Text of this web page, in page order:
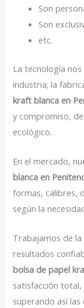
Son
Son
etc.
La tecnología
industria; la
kraft blanca en
y compromiso,
ecológico.
En el mercado,
blanca en
formas, calibres,
según la
Trabajamos de
resultados
bolsa de papel
satisfacción
superando así las